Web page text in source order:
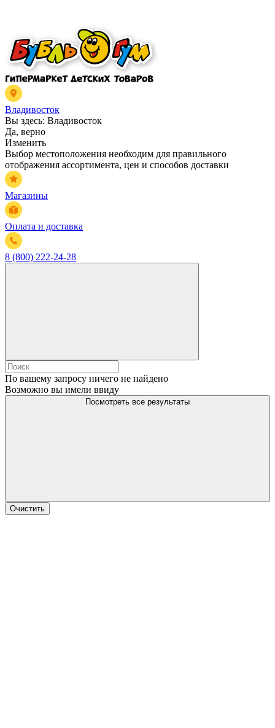
Владивосток
Вы здесь: Владивосток
Да, верно
Изменить
Выбор местоположения необходим для правильного
отображения ассортимента, цен и способов доставки
Магазины
Оплата и доставка
8 (800) 222-24-28
По вашему запросу ничего не найдено
Возможно вы имели ввиду
Посмотреть все результаты
Очистить